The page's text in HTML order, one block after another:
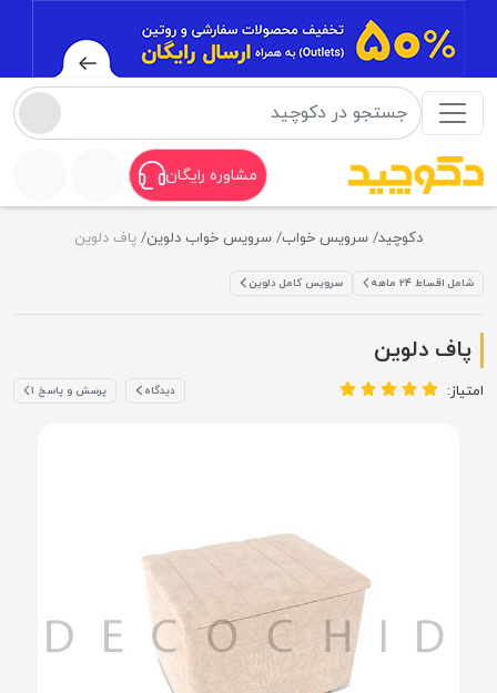
مشاوره رایگان
دکوچید سرویس خواب سرویس خواب دلوین پاف دلوین
شامل اقساط ۲۴ ماهه سرویس کامل دلوین
پاف دلوین
امتیاز: دیدگاه پرسش و پاسخ ۱